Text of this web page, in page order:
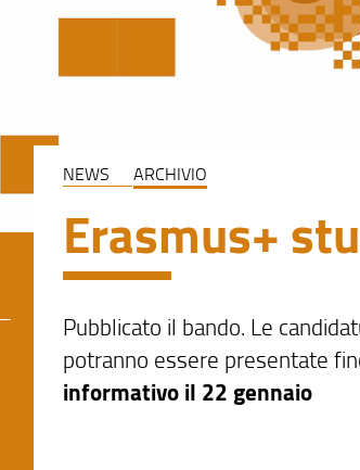
NEWS ARCHIVIO
Erasmus+
Pubblicato il bando. Le
potranno essere presentate
informativo il 22 gennaio